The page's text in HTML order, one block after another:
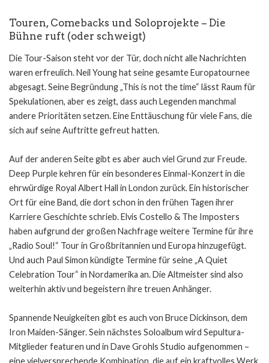
Touren, Comebacks und Soloprojekte – Die
Bühne ruft (oder schweigt)
Die Tour-Saison steht vor der Tür, doch nicht alle Nachrichten
waren erfreulich. Neil Young hat seine gesamte Europatournee
abgesagt. Seine Begründung „This is not the time“ lässt Raum für
Spekulationen, aber es zeigt, dass auch Legenden manchmal
andere Prioritäten setzen. Eine Enttäuschung für viele Fans, die
sich auf seine Auftritte gefreut hatten.
Auf der anderen Seite gibt es aber auch viel Grund zur Freude.
Deep Purple kehren für ein besonderes Einmal-Konzert in die
ehrwürdige Royal Albert Hall in London zurück. Ein historischer
Ort für eine Band, die dort schon in den frühen Tagen ihrer
Karriere Geschichte schrieb. Elvis Costello & The Imposters
haben aufgrund der großen Nachfrage weitere Termine für ihre
„Radio Soul!“ Tour in Großbritannien und Europa hinzugefügt.
Und auch Paul Simon kündigte Termine für seine „A Quiet
Celebration Tour“ in Nordamerika an. Die Altmeister sind also
weiterhin aktiv und begeistern ihre treuen Anhänger.
Spannende Neuigkeiten gibt es auch von Bruce Dickinson, dem
Iron Maiden-Sänger. Sein nächstes Soloalbum wird Sepultura-
Mitglieder featuren und in Dave Grohls Studio aufgenommen –